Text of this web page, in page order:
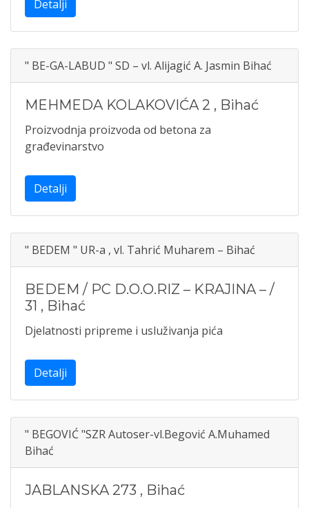
Detalji
" BE-GA-LABUD " SD – vl. Alijagić A. Jasmin Bihać
MEHMEDA KOLAKOVIĆA 2 , Bihać
Proizvodnja proizvoda od betona za
građevinarstvo
Detalji
" BEDEM " UR-a , vl. Tahrić Muharem – Bihać
BEDEM / PC D.O.O.RIZ – KRAJINA – /
31 , Bihać
Djelatnosti pripreme i usluživanja pića
Detalji
" BEGOVIĆ "SZR Autoser-vl.Begović A.Muhamed
Bihać
JABLANSKA 273 , Bihać